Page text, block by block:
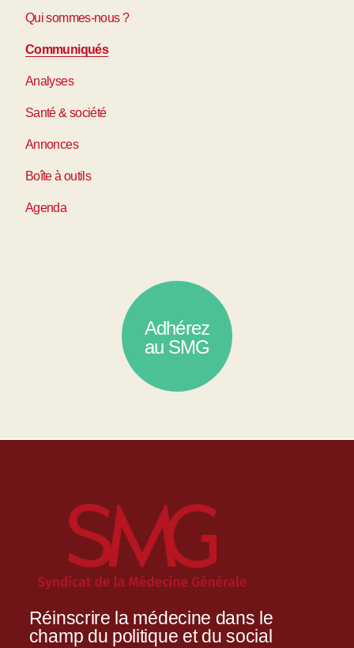
Qui sommes-nous ?
Communiqués
Analyses
Santé & société
Annonces
Boîte à outils
Agenda
Adhérez
au SMG
Réinscrire la médecine dans le
champ du politique et du social